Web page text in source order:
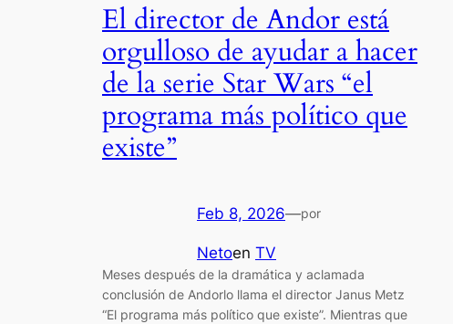
El director de Andor está
orgulloso de ayudar a hacer
de la serie Star Wars “el
programa más político que
existe”
Feb 8, 2026—por
Netoen TV
Meses después de la dramática y aclamada
conclusión de Andorlo llama el director Janus Metz
“El programa más político que existe”. Mientras que